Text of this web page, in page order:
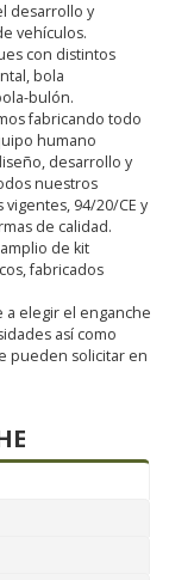
desarrollo y
vehículos.
con distintos
bola
bulón.
fabricando todo
humano
desarrollo y
nuestros
94/20/CE y
de calidad.
de kit
fabricados
a elegir el enganche
así como
pueden solicitar en